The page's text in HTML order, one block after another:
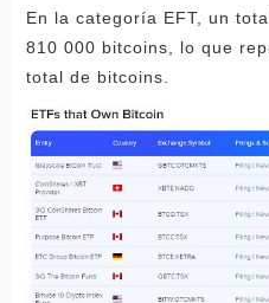
En la categoría EFT, un
810 000 bitcoins, lo que
total de bitcoins.